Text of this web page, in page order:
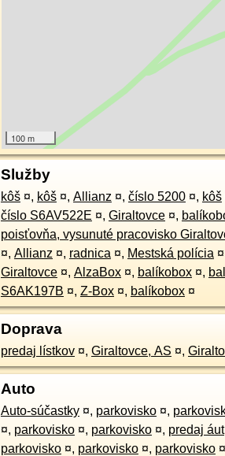
100 m
Služby
kôš ¤, kôš ¤, Allianz ¤, číslo 5200 ¤, kôš
číslo S6AV522E ¤, Giraltovce ¤,
poisťovňa, vysunuté pracovisko
¤, Allianz ¤, radnica ¤, Mestská polícia ¤
Giraltovce ¤, AlzaBox ¤, balíkobox ¤,
S6AK197B ¤, Z-Box ¤, balíkobox ¤
Doprava
predaj lístkov ¤, Giraltovce, AS ¤,
Auto
Auto-súčastky ¤, parkovisko ¤,
¤, parkovisko ¤, parkovisko ¤, predaj áut
parkovisko ¤, parkovisko ¤, parkovisko ¤